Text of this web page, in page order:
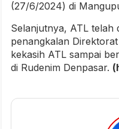
(27/6/2024) di
Selanjutnya, ATL telah
penangkalan
kekasih ATL sampai
di Rudenim Denpasar.